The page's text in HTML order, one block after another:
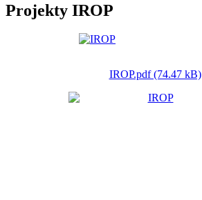
Projekty IROP
IROP.pdf (74.47 kB)